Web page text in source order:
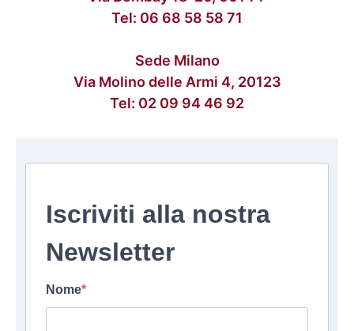
Tel: 06 68 58 58 71
Sede Milano
Via Molino delle Armi 4, 20123
Tel: 02 09 94 46 92
Iscriviti alla nostra
Newsletter
Nome